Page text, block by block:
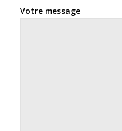
Votre message